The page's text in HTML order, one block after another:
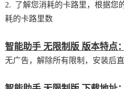
2. 了解您消耗的卡路里，根据您
耗的卡路里数
智能助手 无限制版 版本特点：
无广告，解除所有限制，安装后直